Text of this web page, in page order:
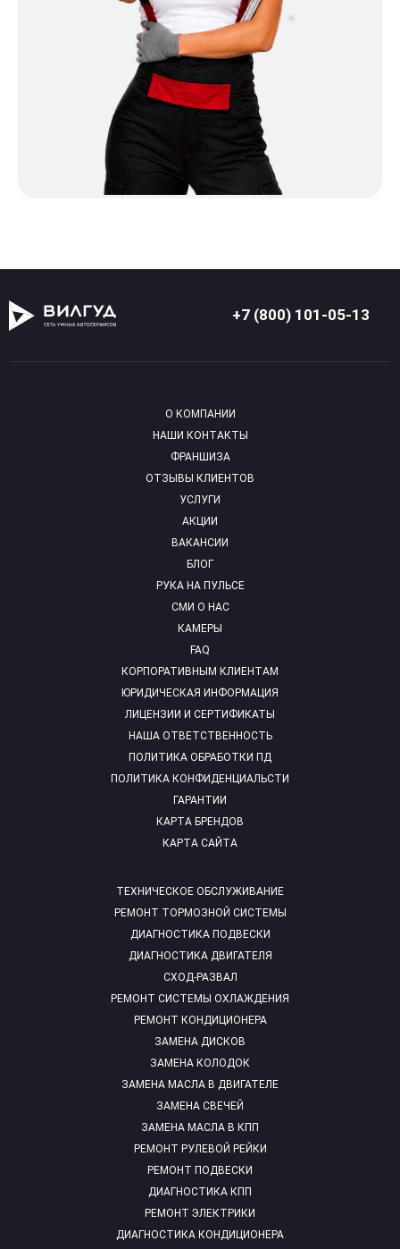
+7 (800) 101-05-13
О КОМПАНИИ
НАШИ КОНТАКТЫ
ФРАНШИЗА
ОТЗЫВЫ КЛИЕНТОВ
УСЛУГИ
АКЦИИ
ВАКАНСИИ
БЛОГ
РУКА НА ПУЛЬСЕ
СМИ О НАС
КАМЕРЫ
FAQ
ТЕХНИЧЕСКОЕ ОБСЛУЖИВАНИЕ
РЕМОНТ ТОРМОЗНОЙ СИСТЕМЫ
ДИАГНОСТИКА ПОДВЕСКИ
ДИАГНОСТИКА ДВИГАТЕЛЯ
СХОД-РАЗВАЛ
РЕМОНТ СИСТЕМЫ ОХЛАЖДЕНИЯ
РЕМОНТ КОНДИЦИОНЕРА
ЗАМЕНА ДИСКОВ
ЗАМЕНА КОЛОДОК
ЗАМЕНА МАСЛА В ДВИГАТЕЛЕ
ЗАМЕНА СВЕЧЕЙ
ЗАМЕНА МАСЛА В КПП
РЕМОНТ РУЛЕВОЙ РЕЙКИ
РЕМОНТ ПОДВЕСКИ
ДИАГНОСТИКА КПП
РЕМОНТ ЭЛЕКТРИКИ
ДИАГНОСТИКА КОНДИЦИОНЕРА
КОРПОРАТИВНЫМ КЛИЕНТАМ
ЮРИДИЧЕСКАЯ ИНФОРМАЦИЯ
ЛИЦЕНЗИИ И СЕРТИФИКАТЫ
НАША ОТВЕТСТВЕННОСТЬ
ПОЛИТИКА ОБРАБОТКИ ПД
ПОЛИТИКА КОНФИДЕНЦИАЛЬСТИ
ГАРАНТИИ
КАРТА БРЕНДОВ
КАРТА САЙТА